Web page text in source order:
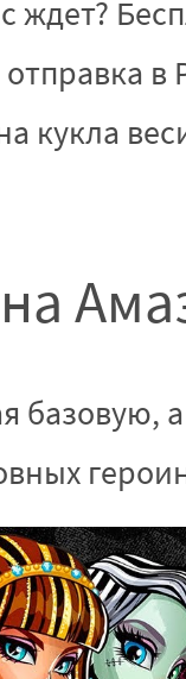
ждет?
кукла
базовую,